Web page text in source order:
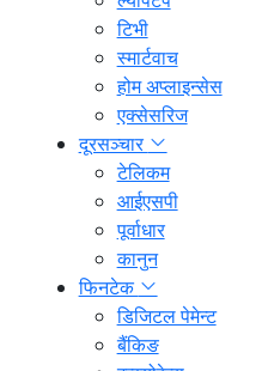
टिभी
स्मार्टवाच
होम अप्लाइन्सेस
एक्सेसरिज
दूरसञ्चार
टेलिकम
आईएसपी
पूर्वाधार
कानुन
फिनटेक
डिजिटल पेमेन्ट
बैंकिङ